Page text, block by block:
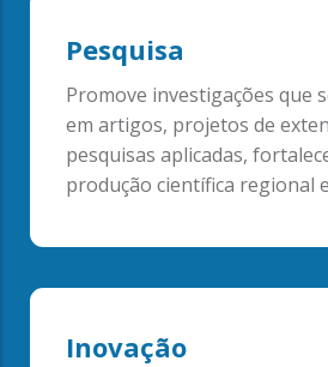
Pesquisa
Promove investigações que
em artigos, projetos de
pesquisas aplicadas,
produção científica regional
Inovação